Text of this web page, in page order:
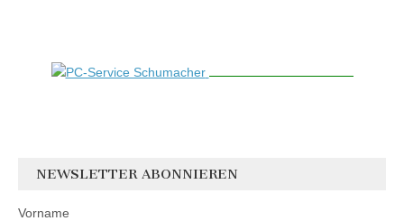
NEWSLETTER ABONNIEREN
Vorname